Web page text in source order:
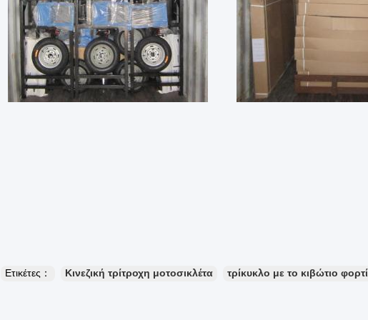
Ετικέτες： Κινεζική τρίτροχη μοτοσικλέτα τρίκυκλο με το κιβώτιο